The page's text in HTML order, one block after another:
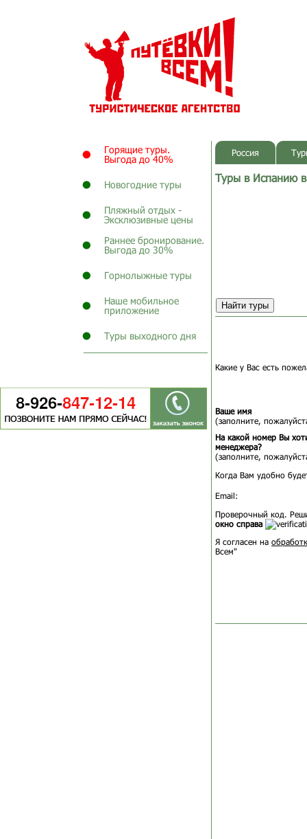
Горящие туры.
Выгода до 40%
Новогодние туры
Пляжный отдых -
Эксклюзивные цены
Раннее бронирование.
Выгода до 30%
Горнолыжные туры
Наше мобильное
приложение
Туры выходного дня
Россия
Туры в Испанию
Какие у Вас есть
Ваше имя
(заполните,
На какой номер Вы
менеджера?
(заполните,
Когда Вам удобно
Email:
Проверочный код.
окно справа
Я согласен на
Всем"